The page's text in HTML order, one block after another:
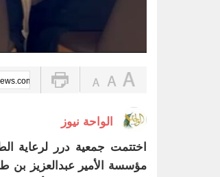
?p=87955
الواحة نيوز
اختتمت جمعية درر لرعاية
مؤسسة الأمير عبدالعزيز بن